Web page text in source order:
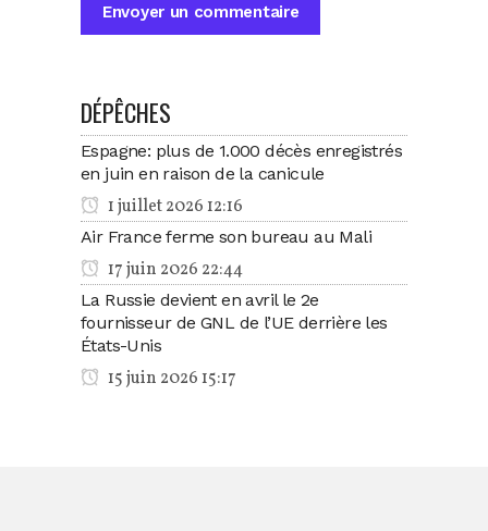
DÉPÊCHES
Espagne: plus de 1.000 décès enregistrés
en juin en raison de la canicule
1 juillet 2026 12:16
Air France ferme son bureau au Mali
17 juin 2026 22:44
La Russie devient en avril le 2e
fournisseur de GNL de l’UE derrière les
États-Unis
15 juin 2026 15:17